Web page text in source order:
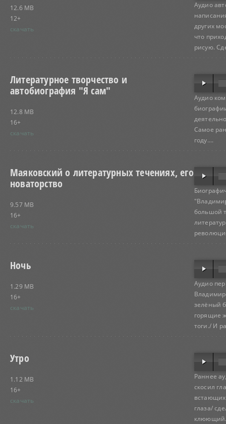
12.6 MB
12+
скачать
Аудио
других
что
рисую.
Литературное творчество и
автобиография "Я сам"
12.8 MB
16+
скачать
Аудио
Самое
году....
Маяковский о литературных течениях, его
новаторство
9.57 MB
16+
скачать
большой
Ночь
1.29 MB
16+
скачать
Аудио
зелёный
горящие
тоги./ И
Утро
1.12 MB
16+
скачать
Раннее
скосил
встающих
глаза/